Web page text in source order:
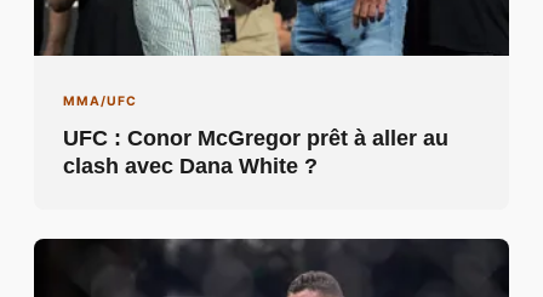
MMA/UFC
UFC : Conor McGregor prêt à aller au
clash avec Dana White ?